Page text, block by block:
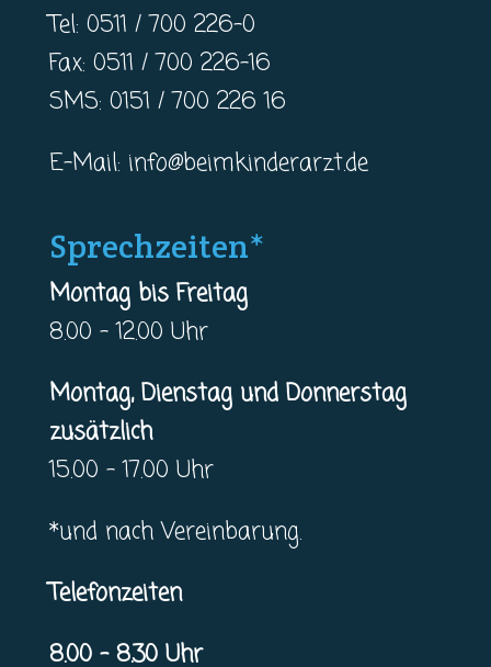
Tel: 0511 / 700 226-0
Fax: 0511 / 700 226-16
SMS: 0151 / 700 226 16
E-Mail: info@beimkinderarzt.de
Sprechzeiten*
Montag bis Freitag
8.00 – 12.00 Uhr
Montag, Dienstag und Donnerstag
zusätzlich
15.00 – 17.00 Uhr
*und nach Vereinbarung.
Telefonzeiten
8.00 – 8.30 Uhr